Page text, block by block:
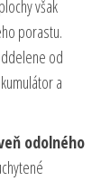
však
porastu.
od
a
odolného